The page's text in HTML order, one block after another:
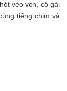
véo von, cô gái
tiếng chim và